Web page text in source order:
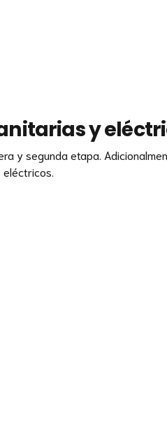
y
y segunda etapa.
eléctricos.